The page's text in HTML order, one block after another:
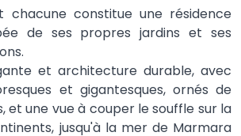
chacune constitue une résidence
de ses propres jardins et ses
et architecture durable, avec
et gigantesques, ornés de
et une vue à couper le souffle sur la
jusqu'à la mer de Marmara